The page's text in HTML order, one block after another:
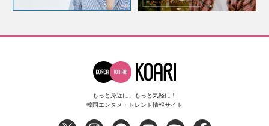
もっと身近に、もっと気軽に！
韓国エンタメ・トレンド情報サイト